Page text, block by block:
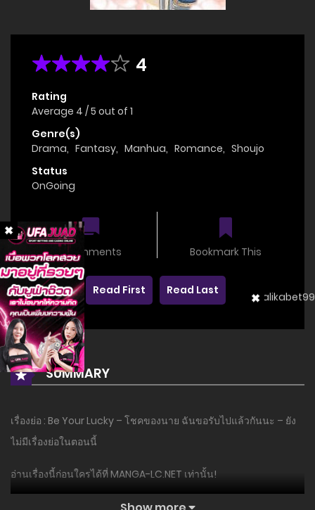
4
Rating
Average 4 /5 out of 1
Genre(s)
Drama, Fantasy, Manhua, Romance, Shoujo
Status
OnGoing
0 comments Bookmark This
Read First Read Last
SUMMARY
เรื่องย่อ : Be Your Lucky – โชคของนาย ฉันขอรับไปแล้วกันนะ – ยัง
ไม่มีเรื่องย่อในตอนนี้
อ่านเรื่องนี้ก่อนใครได้ที่ MANGA-LC.NET เท่านั้น!